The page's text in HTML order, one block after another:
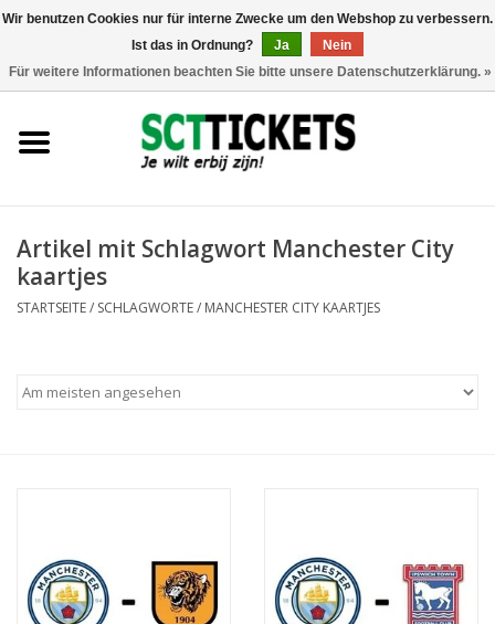
Artikel mit Schlagwort Manchester City
kaartjes
STARTSEITE/ SCHLAGWORTE/ MANCHESTER CITY KAARTJES
Wir benutzen Cookies nur für interne Zwecke um den Webshop zu verbessern.
Ist das in Ordnung?
Ja
Nein
Für weitere Informationen beachten Sie bitte unsere Datenschutzerklärung. »